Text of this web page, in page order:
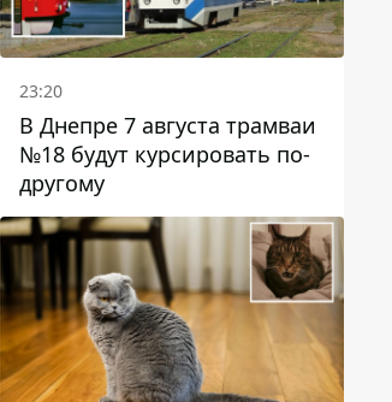
23:20
В Днепре 7 августа трамваи
№18 будут курсировать по-
другому